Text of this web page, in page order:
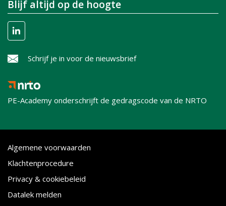
Blijf altijd op de hoogte
Schrijf je in voor de nieuwsbrief
PE-Academy onderschrijft de gedragscode van de NRTO
Algemene voorwaarden
Klachtenprocedure
Privacy & cookiebeleid
Datalek melden